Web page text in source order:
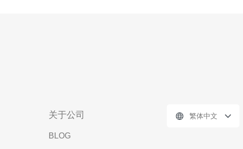
关于公司
BLOG
繁体中文